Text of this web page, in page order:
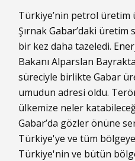
Türkiye’nin petrol üretim
ŞırnakGabar’daki üretim
bir kez daha tazeledi.
Bakanı Alparslan
süreciyle birlikte Gabar
umudun adresi oldu.
ülkemize neler
Gabar’da gözler önüne
Türkiye'ye ve tüm bölgeye
Türkiye'nin ve bütün